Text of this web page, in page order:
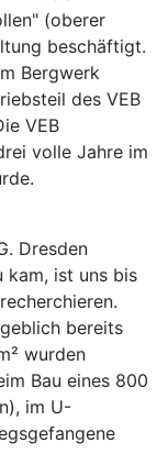
(oberer
beschäftigt.
Bergwerk
des VEB
VEB
volle Jahre im
Dresden
kam, ist uns bis
bereits
wurden
Bau eines 800
im U-